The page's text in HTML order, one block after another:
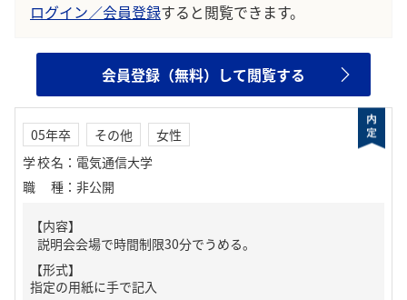
ログイン／会員登録すると閲覧できます。
会員登録（無料）して閲覧する
05年卒 その他
女性
学校名 ： 電気通信大学
職種 ： 非公開
【内容】
説明会会場で時間制限30分でうめる。
【形式】
指定の用紙に手で記入